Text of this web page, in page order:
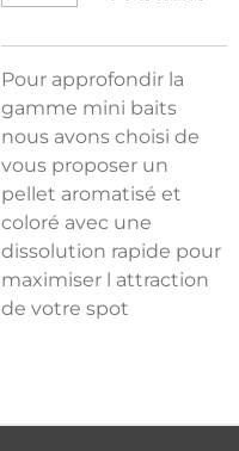
Pour approfondir la
gamme mini baits
nous avons choisi de
vous proposer un
pellet aromatisé et
coloré avec une
dissolution rapide pour
maximiser l attraction
de votre spot